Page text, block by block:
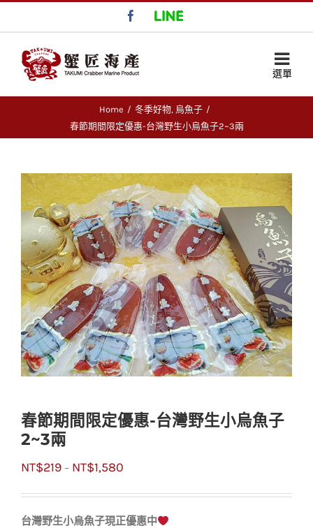
Facebook
LINE
Home / 冬季好物, 烏魚子 /
春節期間限定優惠-台灣野生小烏魚子2~3兩
春節期間限定優惠-台灣野生小烏魚子
2~3兩
NT$219 – NT$1,580
台灣野生小烏魚子現正優惠中